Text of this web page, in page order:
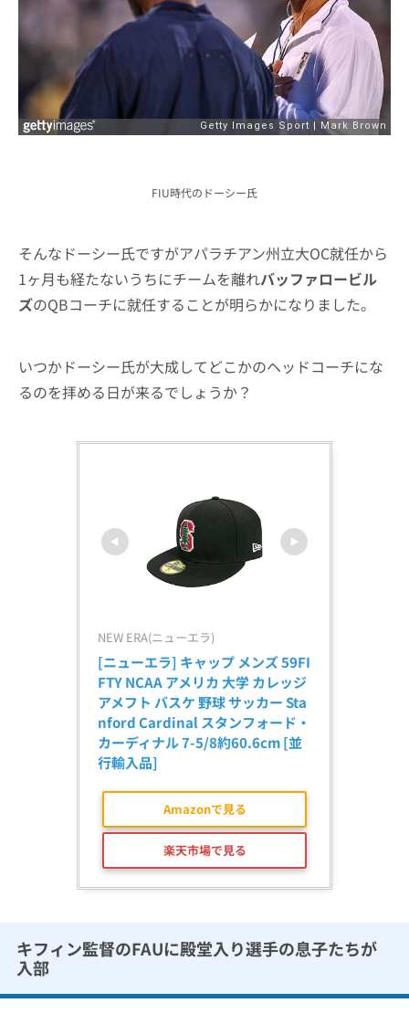
FIU時代のドーシー氏
そんなドーシー氏ですがアパラチアン州立大OC就任から
1ヶ月も経たないうちにチームを離れバッファロービル
ズのQBコーチに就任することが明らかになりました。
いつかドーシー氏が大成してどこかのヘッドコーチにな
るのを拝める日が来るでしょうか？
NEW ERA(ニューエラ)
[ニューエラ] キャップ メンズ 59FI
FTY NCAA アメリカ 大学 カレッジ
アメフト バスケ 野球 サッカー Sta
nford Cardinal スタンフォード・
カーディナル 7-5/8約60.6cm [並
行輸入品]
Amazonで見る
楽天市場で見る
キフィン監督のFAUに殿堂入り選手の息子たちが
入部